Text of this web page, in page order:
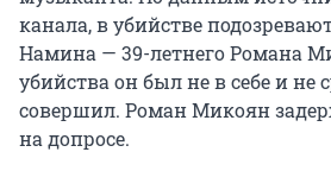
канала, в убийстве
Намина — 39-летнего Романа
убийства он был не в себе и не
совершил. Роман Микоян
на допросе.